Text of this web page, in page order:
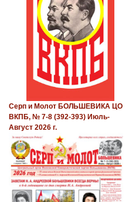
Серп и Молот БОЛЬШЕВИКА ЦО
ВКПБ, № 7-8 (392-393) Июль-
Август 2026 г.